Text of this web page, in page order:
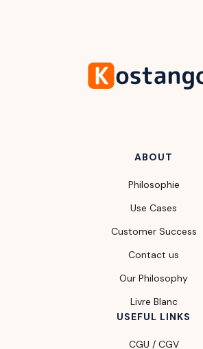
ABOUT
Philosophie
Use Cases
Customer Success
Contact us
Our Philosophy
Livre Blanc
USEFUL LINKS
CGU / CGV